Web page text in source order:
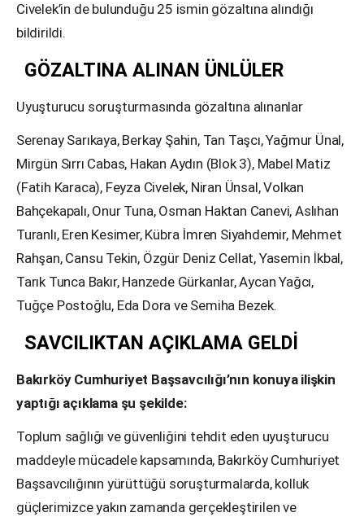
Civelek’in de bulunduğu 25 ismin gözaltına alındığı
bildirildi.
GÖZALTINA ALINAN ÜNLÜLER
Uyuşturucu soruşturmasında gözaltına alınanlar
Serenay Sarıkaya, Berkay Şahin, Tan Taşcı, Yağmur Ünal,
Mirgün Sırrı Cabas, Hakan Aydın (Blok 3), Mabel Matiz
(Fatih Karaca), Feyza Civelek, Niran Ünsal, Volkan
Bahçekapalı, Onur Tuna, Osman Haktan Canevi, Aslıhan
Turanlı, Eren Kesimer, Kübra İmren Siyahdemir, Mehmet
Rahşan, Cansu Tekin, Özgür Deniz Cellat, Yasemin İkbal,
Tarık Tunca Bakır, Hanzede Gürkanlar, Aycan Yağcı,
Tuğçe Postoğlu, Eda Dora ve Semiha Bezek.
SAVCILIKTAN AÇIKLAMA GELDİ
Bakırköy Cumhuriyet Başsavcılığı’nın konuya ilişkin
yaptığı açıklama şu şekilde:
Toplum sağlığı ve güvenliğini tehdit eden uyuşturucu
maddeyle mücadele kapsamında, Bakırköy Cumhuriyet
Başsavcılığının yürüttüğü soruşturmalarda, kolluk
güçlerimizce yakın zamanda gerçekleştirilen ve